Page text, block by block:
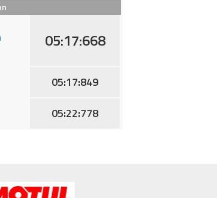
05:17:668
05:17:849
05:22:778